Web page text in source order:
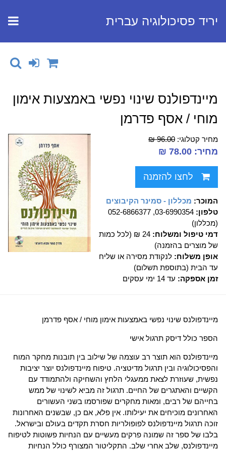
יריד פסיכולוגיה עברית
מיינדפולנס שינוי נפשי באמצעות אימון
מוחי / אסף פדרמן
מחיר קטלוגי: 96.00 ₪
מחיר: 78.00 ₪
לחצו להזמנה
המוכר: מכללון - סמינר הקיבוצים
טלפון:
03-6990354, 052-6866377
(מכללון)
דמי טיפול ומשלוח:
24 ₪ (לכל כמות
של מוצרים בהזמנה)
אופן משלוח: לנקודת מסירה או שליח
עד הבית (בתוספת תשלום)
זמן אספקה: עד 14 ימי עסקים
מיינדפולנס שינוי נפשי באמצעות אימון מוחי / אסף פדרמן
הספר כולל דיסק תרגול אישי
מיינדפולנס הוא תוצר רב עוצמה של שילוב בין תובנות מחקר המוח
והפסיכולוגיה ובין תרגול מדיטציה. טיפוח מיינדפולנס יוצר יציבות
נפשית, שעוזרת לצאת ממעגלי הלחץ והשחיקה ולהתמודד עם
הקשיים והאתגרים של החיים. תרגול זה מביא לשינוי של ממש
בחייהם של רבים, ומאות מחקרים שפורסמו בשני העשורים
האחרונים מוכיחים את יעילותו. אין פלא, אם כן, שבשנים האחרונות
זוכה תרגול מיינדפולנס לפופולריות חסרת תקדים בעולם ובישראל.
בלבו של ספר זה שמונה פרקים מעשיים עם הנחיות פשוטות לטיפוח
מיינדפולנס, שלב אחרי שלב. התקליטור המצורף כולל הנחיות